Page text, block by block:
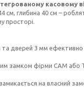
касовому
см, глибина 40 см –
просторі.
та дверей 3 мм ефективно
замком фірми САМ
на власний